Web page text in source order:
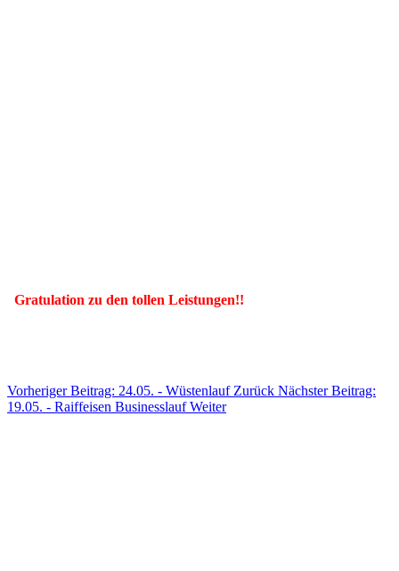
Gratulation zu den tollen Leistungen!!
Vorheriger Beitrag: 24.05. - Wüstenlauf Zurück Nächster Beitrag:
19.05. - Raiffeisen BusinesslaufWeiter